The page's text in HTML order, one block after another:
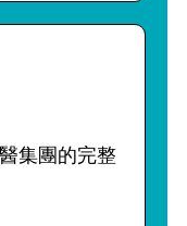
集團的完整